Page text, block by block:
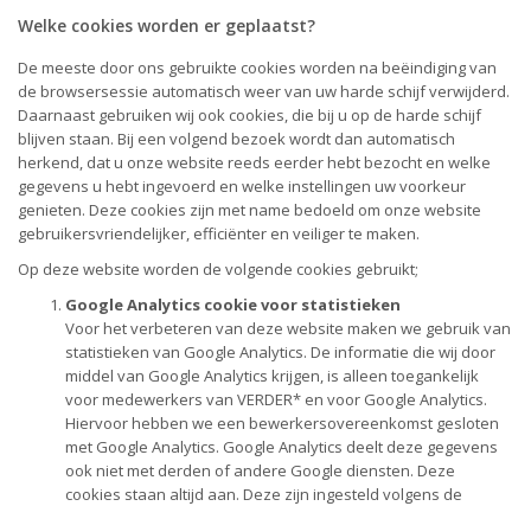
Welke cookies worden er geplaatst?
De meeste door ons gebruikte cookies worden na beëindiging van
de browsersessie automatisch weer van uw harde schijf verwijderd.
Daarnaast gebruiken wij ook cookies, die bij u op de harde schijf
blijven staan. Bij een volgend bezoek wordt dan automatisch
herkend, dat u onze website reeds eerder hebt bezocht en welke
gegevens u hebt ingevoerd en welke instellingen uw voorkeur
genieten. Deze cookies zijn met name bedoeld om onze website
gebruikersvriendelijker, efficiënter en veiliger te maken.
Op deze website worden de volgende cookies gebruikt;
Google Analytics cookie voor statistieken
Voor het verbeteren van deze website maken we gebruik van
statistieken van Google Analytics. De informatie die wij door
middel van Google Analytics krijgen, is alleen toegankelijk
voor medewerkers van VERDER* en voor Google Analytics.
Hiervoor hebben we een bewerkersovereenkomst gesloten
met Google Analytics. Google Analytics deelt deze gegevens
ook niet met derden of andere Google diensten. Deze
cookies staan altijd aan. Deze zijn ingesteld volgens de